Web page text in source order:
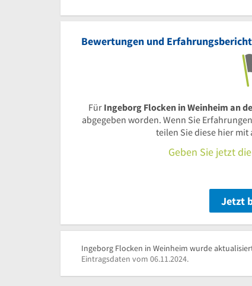
Bewertungen und
Für Ingeborg Flocken in Weinheim an
abgegeben worden. Wenn Sie
teilen Sie diese hier
Geben Sie jetzt
Jetzt
Ingeborg Flocken in Weinheim wurde
Eintragsdaten vom 06.11.2024.